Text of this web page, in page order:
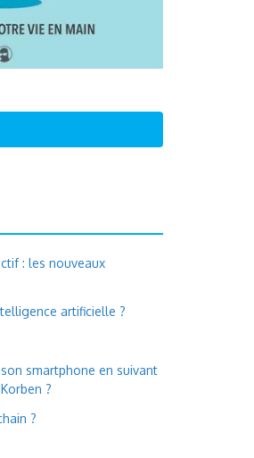
: les nouveaux
artificielle ?
smartphone en suivant
?
?